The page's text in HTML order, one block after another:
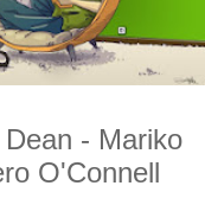
- Mariko
O'Connell